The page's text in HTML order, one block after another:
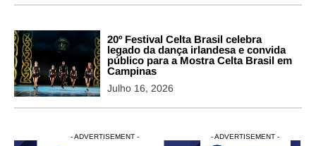
20º Festival Celta Brasil celebra
legado da dança irlandesa e convida
público para a Mostra Celta Brasil em
Campinas
Julho 16, 2026
- ADVERTISEMENT - -
- ADVERTISEMENT - - ADVERTISEMENT -